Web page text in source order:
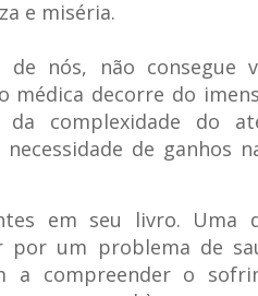
e miséria.
de nós, não consegue
médica decorre do
da complexidade do
de ganhos
em seu livro. Uma
por um problema de
a compreender o